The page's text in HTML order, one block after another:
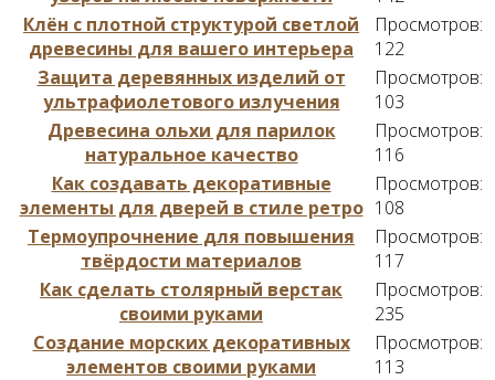
Клён с плотной структурой светлой
древесины для вашего интерьера
Просмотров:
122
Защита деревянных изделий от
ультрафиолетового излучения
Просмотров:
103
Древесина ольхи для парилок
натуральное качество
Просмотров:
116
Как создавать декоративные
элементы для дверей в стиле ретро
Просмотров:
108
Термоупрочнение для повышения
твёрдости материалов
Просмотров:
117
Как сделать столярный верстак
своими руками
Просмотров:
235
Создание морских декоративных
элементов своими руками
Просмотров:
113